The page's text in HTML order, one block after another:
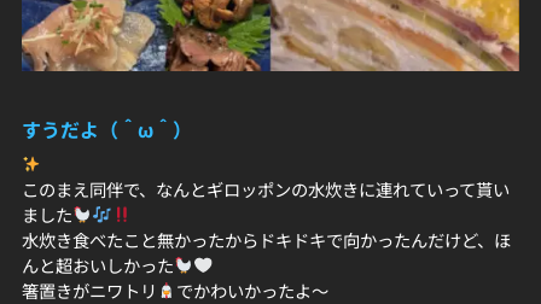
すうだよ（＾ω＾）
このまえ同伴で、なんとギロッポンの水炊きに連れていって貰い
ました
水炊き食べたこと無かったからドキドキで向かったんだけど、ほ
んと超おいしかった
箸置きがニワトリ
でかわいかったよ〜